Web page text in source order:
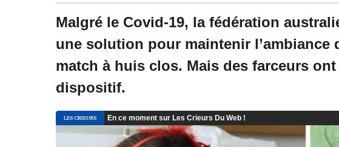
Malgré le Covid-19, la fédération
une solution pour maintenir l’ambiance
match à huis clos. Mais des farceurs
dispositif.